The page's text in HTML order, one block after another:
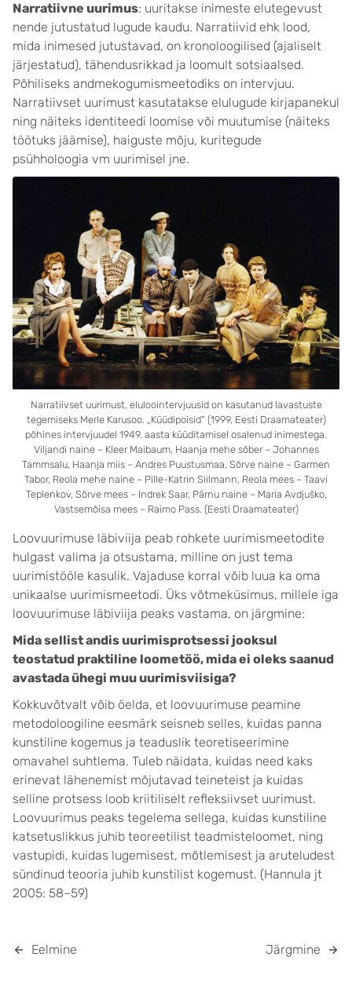
Narratiivne uurimus: uuritakse inimeste elutegevust
nende jutustatud lugude kaudu. Narratiivid ehk lood,
mida inimesed jutustavad, on kronoloogilised (ajaliselt
järjestatud), tähendusrikkad ja loomult sotsiaalsed.
Põhiliseks andmekogumismeetodiks on intervjuu.
Narratiivset uurimust kasutatakse elulugude kirjapanekul
ning näiteks identiteedi loomise või muutumise (näiteks
töötuks jäämise), haiguste mõju, kuritegude
psühholoogia vm uurimisel jne.
Narratiivset uurimust, eluloointervjuusid on kasutanud lavastuste
tegemiseks Merle Karusoo. „Küüdipoisid“ (1999, Eesti Draamateater)
põhines intervjuudel 1949. aasta küüditamisel osalenud inimestega.
Viljandi naine – Kleer Maibaum, Haanja mehe sõber – Johannes
Tammsalu, Haanja miis – Andres Puustusmaa, Sõrve naine – Garmen
Tabor, Reola mehe naine – Pille-Katrin Siilmann, Reola mees – Taavi
Teplenkov, Sõrve mees – Indrek Saar, Pärnu naine – Maria Avdjuško,
Vastsemõisa mees – Raimo Pass. (Eesti Draamateater)
Loovuurimuse läbiviija peab rohkete uurimismeetodite
hulgast valima ja otsustama, milline on just tema
uurimistööle kasulik. Vajaduse korral võib luua ka oma
unikaalse uurimismeetodi. Üks võtmeküsimus, millele iga
loovuurimuse läbiviija peaks vastama, on järgmine:
Mida sellist andis uurimisprotsessi jooksul
teostatud praktiline loometöö, mida ei oleks saanud
avastada ühegi muu uurimisviisiga?
Kokkuvõtvalt võib öelda, et loovuurimuse peamine
metodoloogiline eesmärk seisneb selles, kuidas panna
kunstiline kogemus ja teaduslik teoretiseerimine
omavahel suhtlema. Tuleb näidata, kuidas need kaks
erinevat lähenemist mõjutavad teineteist ja kuidas
selline protsess loob kriitiliselt refleksiivset uurimust.
Loovuurimus peaks tegelema sellega, kuidas kunstiline
katsetuslikkus juhib teoreetilist teadmisteloomet, ning
vastupidi, kuidas lugemisest, mõtlemisest ja aruteludest
sündinud teooria juhib kunstilist kogemust. (Hannula jt
2005: 58–59)
Eelmine Järgmine